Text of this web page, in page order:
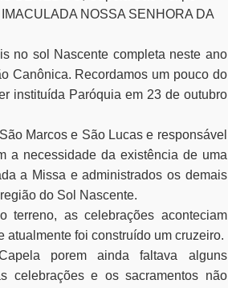
NOSSA SENHORA DA
no sol Nascente completa neste ano
Canônica. Recordamos um pouco do
instituída Paróquia em 23 de outubro
Marcos e São Lucas e responsável
a necessidade da existência de uma
a Missa e administrados os demais
do Sol Nascente.
terreno, as celebrações aconteciam
atualmente foi construído um cruzeiro.
porem ainda faltava alguns
celebrações e os sacramentos não